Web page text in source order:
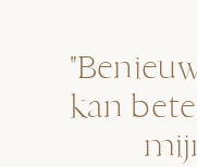
kan